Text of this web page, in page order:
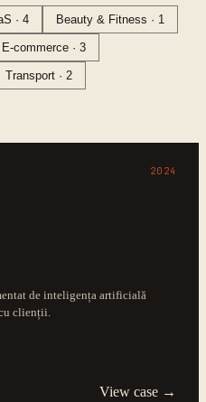
· 4 Beauty & Fitness · 1
E-commerce · 3
Transport · 2
2024
de inteligența artificială
clienții.
View case →